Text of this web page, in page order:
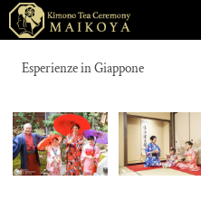
Esperienze in Giappone